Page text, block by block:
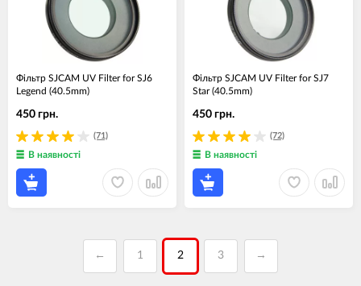
Фільтр SJCAM UV Filter for SJ6
Legend (40.5mm)
(71)
450 грн.
В наявності
Фільтр SJCAM UV Filter for SJ7
Star (40.5mm)
(72)
450 грн.
В наявності
← 1 2 3 →